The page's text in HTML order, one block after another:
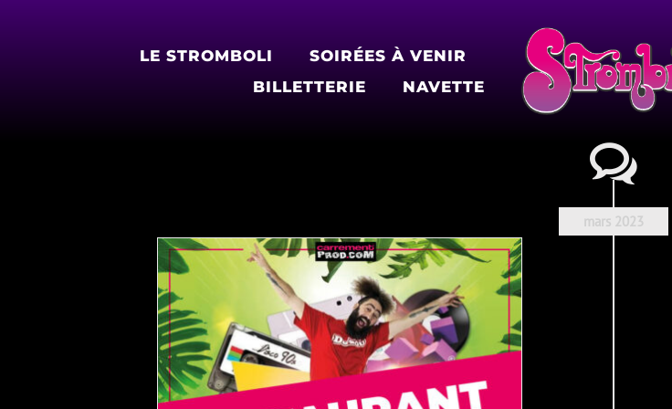
LE STROMBOLI
SOIRÉES À VENIR
BILLETTERIE
NAVETTE
mars 2023